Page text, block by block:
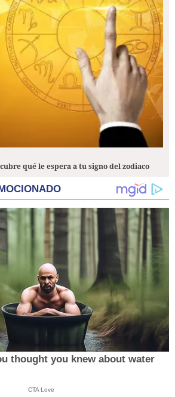
qué le espera a tu signo del zodiaco
thought you knew about water
CTA Love